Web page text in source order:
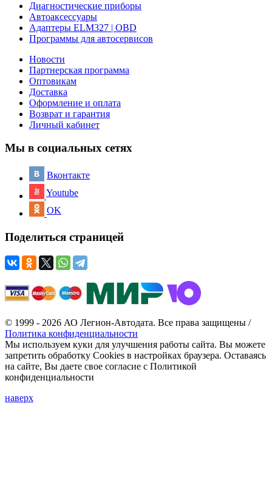
Диагностические приборы
Автоаксессуары
Адаптеры ELM327 | OBD
Программы для автосервисов
Новости
Партнерская программа
Оптовикам
Доставка
Оформление и оплата
Возврат и гарантия
Личный кабинет
Мы в социальных сетях
Вконтакте
Youtube
OK
Поделиться страницей
© 1999 - 2026 АО Легион-Автодата. Все права защищены /
Политика конфиденциальности
Мы используем куки для улучшения работы сайта. Вы можете
запретить обработку Cookies в настройках браузера. Оставаясь
на сайте, Вы даете свое согласие с Политикой
конфиденциальности
наверх